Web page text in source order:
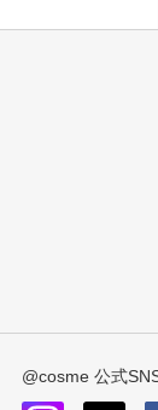
@cosme 公式